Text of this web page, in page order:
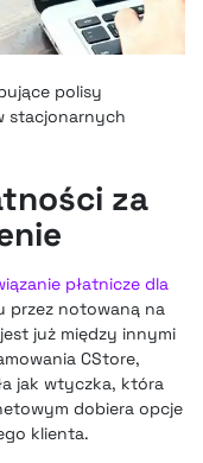
polisy
stacjonarnych
za
płatnicze dla
przez notowaną na
już między innymi
CStore,
jak wtyczka, która
dobiera opcje
klienta.